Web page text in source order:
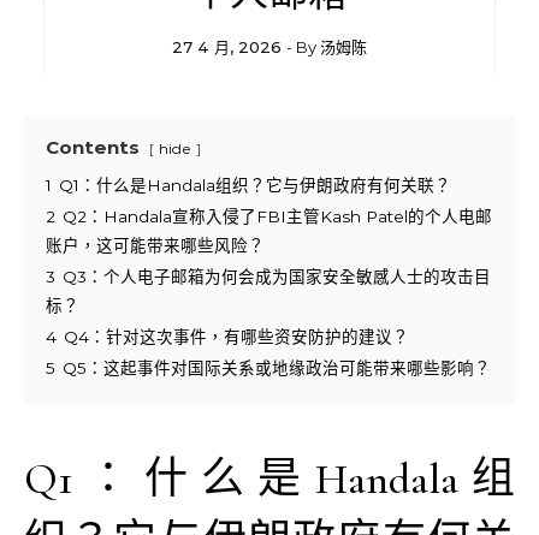
27 4 月, 2026 - By汤姆陈
Contents hide
1 Q1：什么是Handala组织？它与伊朗政府有何关联？
2 Q2：Handala宣称入侵了FBI主管Kash Patel的个人电邮
账户，这可能带来哪些风险？
3 Q3：个人电子邮箱为何会成为国家安全敏感人士的攻击目
标？
4 Q4：针对这次事件，有哪些资安防护的建议？
5 Q5：这起事件对国际关系或地缘政治可能带来哪些影响？
Q1：什么是Handala组